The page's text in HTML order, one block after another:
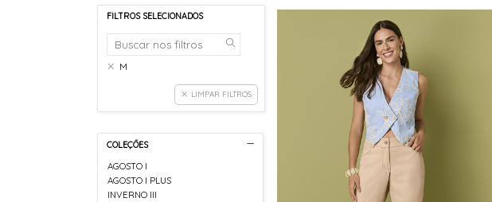
FILTROS SELECIONADOS
M
LIMPAR FILTROS
COLEÇÕES
AGOSTO I
AGOSTO I PLUS
INVERNO III